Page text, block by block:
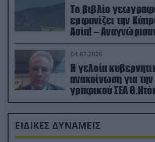
Το βιβλίο
εμφανίζει την
Ασία! –
κατεχόμενα;
04.07.2026
Η γελοία
ανακοίνωση για
γραφικού ΣΕΑ
Ρώσους φαρσέρ
ΕΙΔΙΚΕΣ ΔΥΝΑΜΕΙΣ